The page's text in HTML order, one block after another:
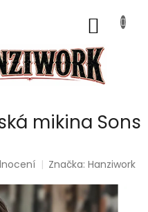
mikina Sons
Značka:Hanziwork